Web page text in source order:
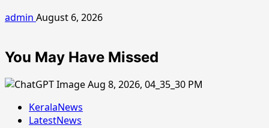
admin August 6, 2026
You May Have Missed
KeralaNews
LatestNews